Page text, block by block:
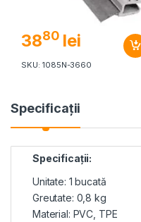
3880 lei
SKU: 1085N-3660
Specificaţii
Specificaţii:
Unitate: 1 bucată
Greutate: 0,8 kg
Material: PVC, TPE